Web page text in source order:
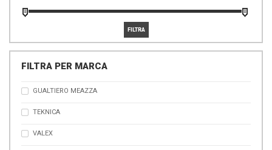
FILTRA PER MARCA
GUALTIERO MEAZZA
TEKNICA
VALEX